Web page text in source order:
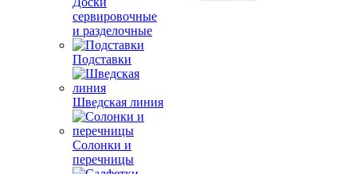
сервировочные
и разделочные
Подставки
Шведская линия
Солонки и
перечницы